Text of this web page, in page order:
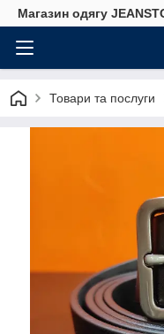
Магазин одягу
Товари та послуги